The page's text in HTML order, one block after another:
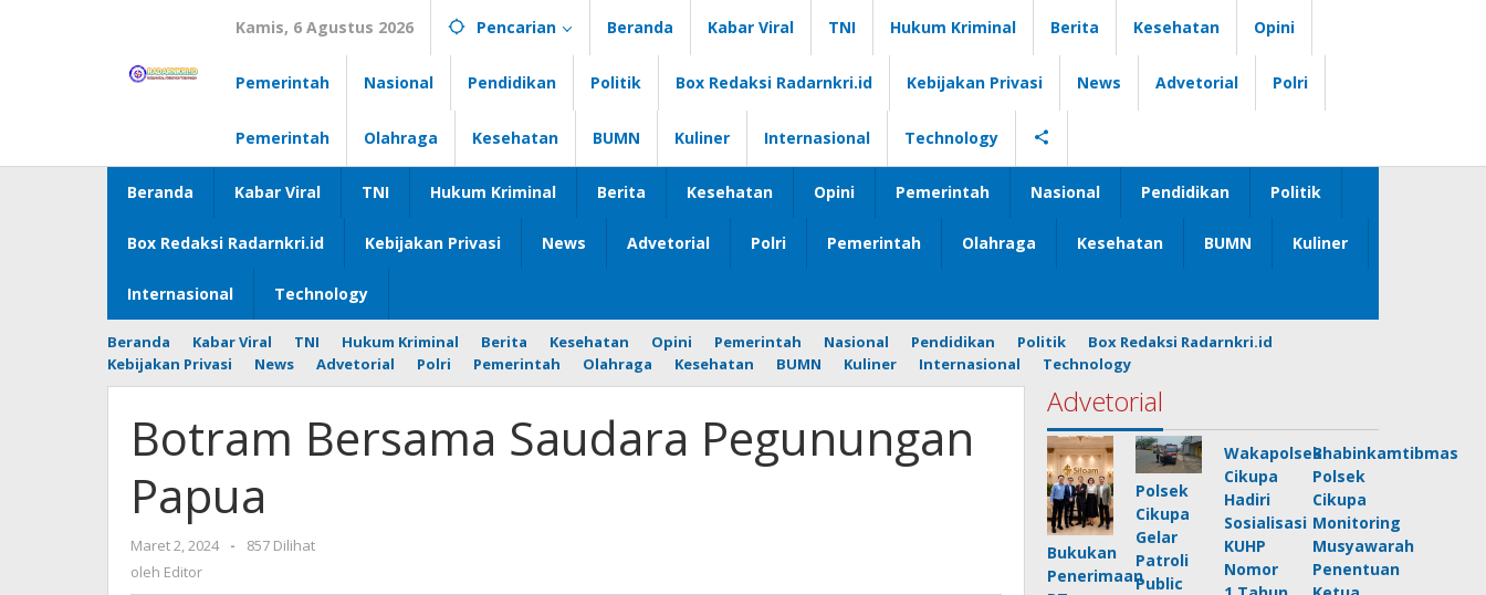
Kamis, 6 Agustus 2026 Pencarian Beranda Kabar Viral TNI Hukum Kriminal Berita Kesehatan Opini
Pemerintah Nasional Pendidikan Politik Box Redaksi Radarnkri.id Kebijakan Privasi News Advetorial Polri
Pemerintah Olahraga Kesehatan BUMN Kuliner Internasional Technology
Beranda Kabar Viral TNI Hukum Kriminal Berita Kesehatan Opini Pemerintah Nasional Pendidikan Politik
Box Redaksi Radarnkri.id Kebijakan Privasi News Advetorial Polri Pemerintah Olahraga Kesehatan BUMN Kuliner
Internasional Technology
Beranda Kabar Viral TNI Hukum Kriminal Berita Kesehatan Opini Pemerintah Nasional Pendidikan Politik
Box Redaksi Radarnkri.id
Kebijakan Privasi
News Advetorial Polri Pemerintah Olahraga Kesehatan BUMN Kuliner Internasional Technology
Botram Bersama Saudara Pegunungan
Papua
Maret 2, 2024
oleh
-
857 Dilihat
oleh Editor
Advetorial
Bukukan
Penerimaan
Polsek
Cikupa
Gelar
Patroli
Public
Wakapolsek
Cikupa
Hadiri
Sosialisasi
KUHP
Nomor
Bhabinkamtibmas
Polsek
Cikupa
Monitoring
Musyawarah
Penentuan